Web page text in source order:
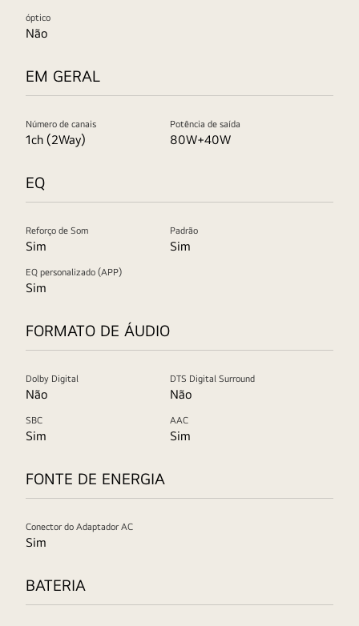
óptico
Não
EM GERAL
Número de canais
1ch (2Way)
Potência de saída
80W+40W
EQ
Reforço de Som
Sim
Padrão
Sim
EQ personalizado (APP)
Sim
FORMATO DE ÁUDIO
Dolby Digital
Não
DTS Digital Surround
Não
SBC
Sim
AAC
Sim
FONTE DE ENERGIA
Conector do Adaptador AC
Sim
BATERIA